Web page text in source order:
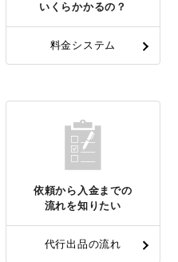
いくらかかるの？
料金システム
依頼から入金までの
流れを知りたい
代行出品の流れ